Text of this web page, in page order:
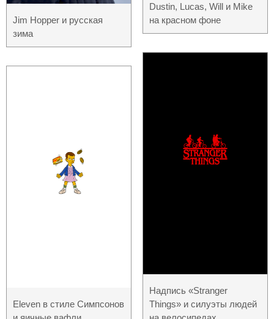
Jim Hopper и русская
зима
Eleven в стиле Симпсонов
Dustin, Lucas, Will и Mike
на красном фоне
Надпись «Stranger
Things» и силуэты людей